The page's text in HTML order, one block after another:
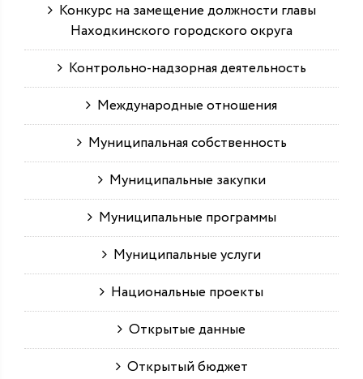
Конкурс на замещение должности главы
Находкинского городского округа
Контрольно-надзорная деятельность
Международные отношения
Муниципальная собственность
Муниципальные закупки
Муниципальные программы
Муниципальные услуги
Национальные проекты
Открытые данные
Открытый бюджет